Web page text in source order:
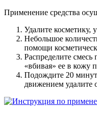
Применение средства
Удалите косметику,
Небольшое
помощи
Распределите
«вбивая» ее в кожу
Подождите 20
движением удалите